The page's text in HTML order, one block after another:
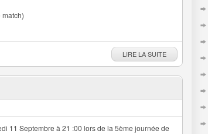
LIRE LA SUITE
11 Septembre à 21 :00 lors de la 5ème journée de